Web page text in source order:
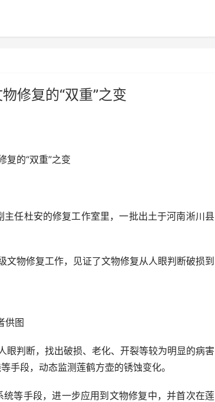
修复的“双重”之变
的“双重”之变
任杜安的修复工作室里，一批出土于河南淅川县
物修复工作，见证了文物修复从人眼判断破损到
图
判断，找出破损、老化、开裂等较为明显的病害
手段，动态监测莲鹤方壶的锈蚀变化。
等手段，进一步应用到文物修复中，并首次在莲